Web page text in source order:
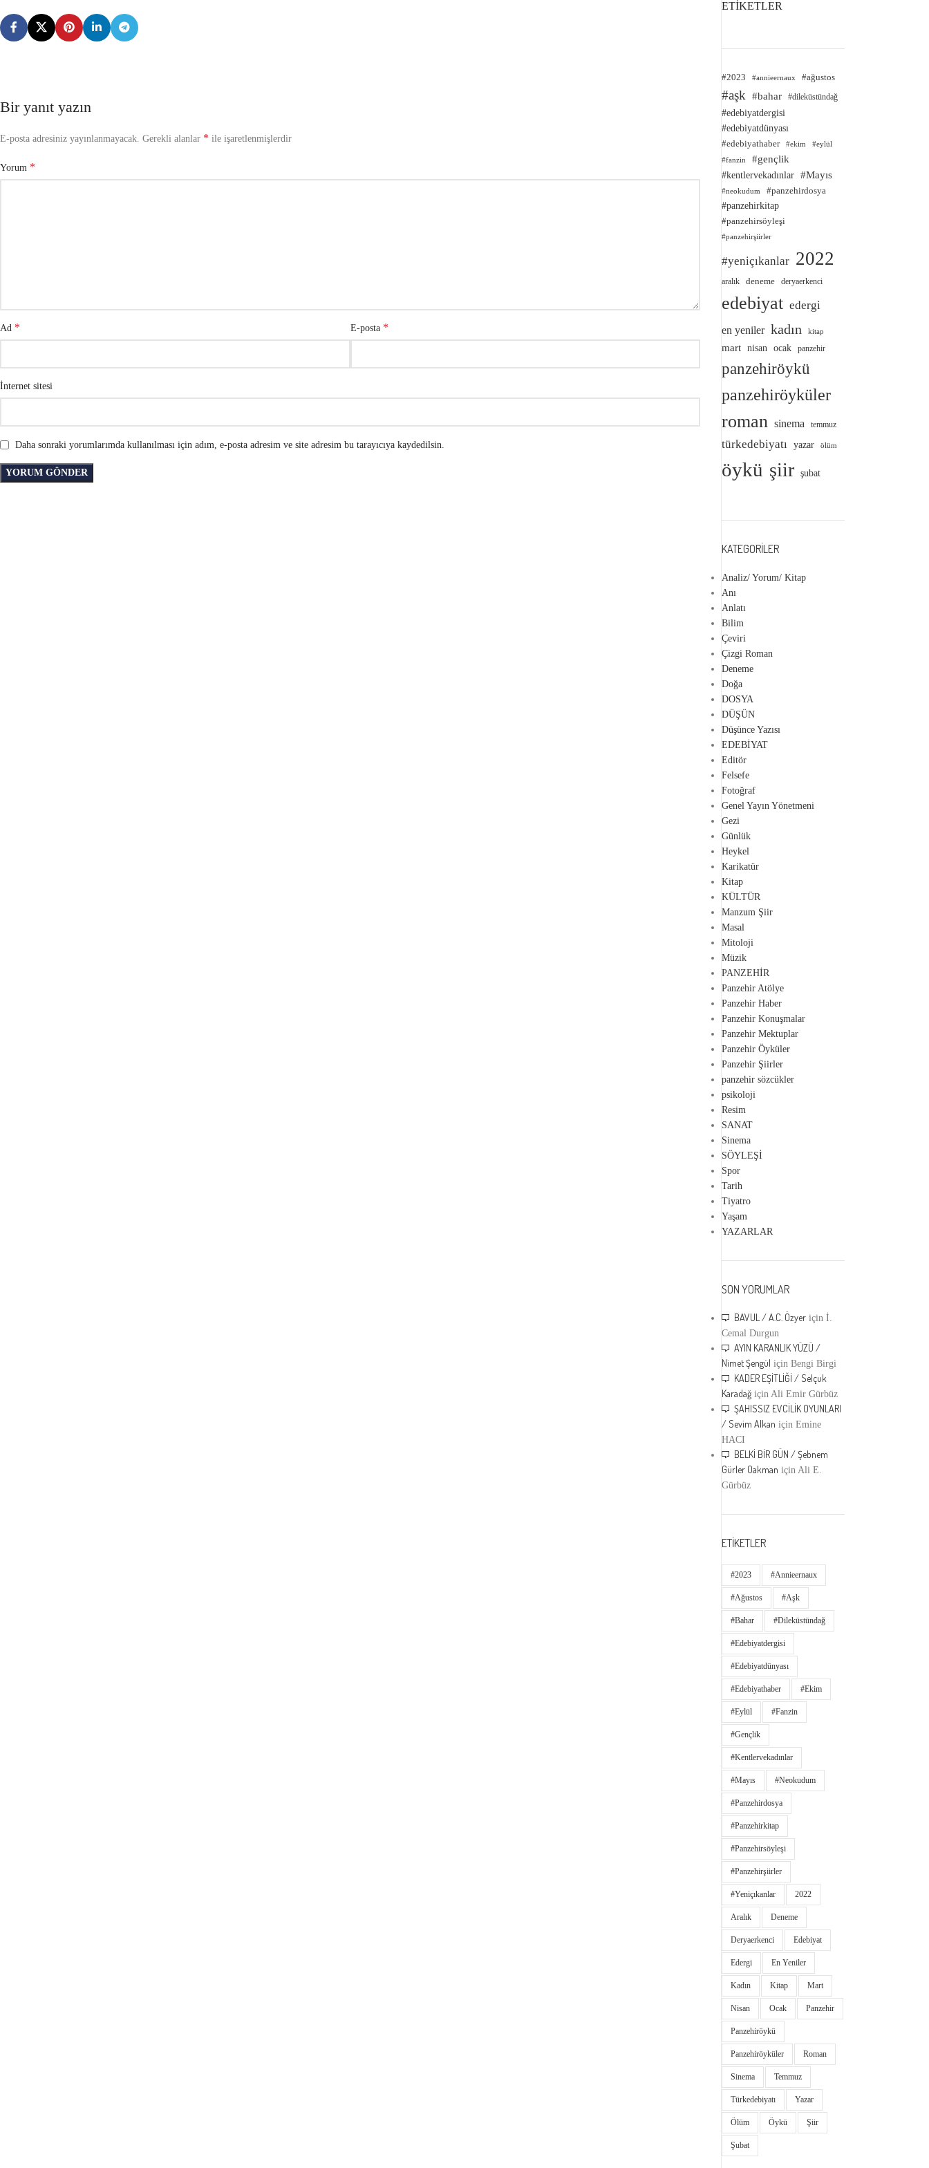
Bir yanıt yazın
E-posta adresiniz yayınlanmayacak. Gerekli alanlar * ile işaretlenmişlerdir
Yorum *
Ad * E-posta *
İnternet sitesi
Daha sonraki yorumlarımda kullanılması için adım, e-posta adresim ve site adresim bu tarayıcıya kaydedilsin.
ETİKETLER
#2023 #annieernaux #ağustos
#aşk #bahar #dileküstündağ
#edebiyatdergisi
#edebiyatdünyası
#edebiyathaber #ekim #eylül
#fanzin
#gençlik
#kentlervekadınlar #Mayıs
#neokudum
#panzehirdosya
#panzehirkitap
#panzehirsöyleşi
#panzehirşiirler
#yeniçıkanlar 2022
aralık deneme deryaerkenci
edebiyat edergi
en yeniler kadın kitap
mart nisan ocak panzehir
panzehiröykü
panzehiröyküler
roman sinema temmuz
türkedebiyatı yazar ölüm
öykü şiir şubat
KATEGORILER
Analiz/ Yorum/ Kitap
Anı
Anlatı
Bilim
Çeviri
Çizgi Roman
Deneme
Doğa
DOSYA
DÜŞÜN
Düşünce Yazısı
EDEBİYAT
Editör
Felsefe
Fotoğraf
Genel Yayın Yönetmeni
Gezi
Günlük
Heykel
Karikatür
Kitap
KÜLTÜR
Manzum Şiir
Masal
Mitoloji
Müzik
PANZEHİR
Panzehir Atölye
Panzehir Haber
Panzehir Konuşmalar
Panzehir Mektuplar
Panzehir Öyküler
Panzehir Şiirler
panzehir sözcükler
psikoloji
Resim
SANAT
Sinema
SÖYLEŞİ
Spor
Tarih
Tiyatro
Yaşam
YAZARLAR
SON YORUMLAR
BAVUL / A.C. Özyer içinİ.
Cemal Durgun
AYIN KARANLIK YÜZÜ /
Nimet Şengül içinBengi Birgi
KADER EŞİTLİĞİ / Selçuk
Karadağ içinAli Emir Gürbüz
ŞAHISSIZ EVCİLİK OYUNLARI
/ Sevim Alkan içinEmine
HACI
BELKİ BİR GÜN / Şebnem
Gürler Oakman içinAli E.
Gürbüz
ETİKETLER
#2023 #annieernaux
#ağustos #aşk
#bahar #dileküstündağ
#edebiyatdergisi
#edebiyatdünyası
#edebiyathaber #ekim
#eylül #fanzin
#gençlik
#kentlervekadınlar
#Mayıs #neokudum
#panzehirdosya
#panzehirkitap
#panzehirsöyleşi
#panzehirşiirler
#yeniçıkanlar 2022
Aralık Deneme
Deryaerkenci Edebiyat
Edergi En Yeniler
Kadın Kitap Mart
Nisan Ocak Panzehir
Panzehiröykü
Panzehiröyküler Roman
Sinema Temmuz
Türkedebiyatı Yazar
Ölüm Öykü Şiir
Şubat